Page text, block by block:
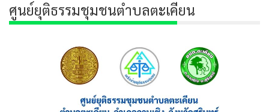
ศูนย์ยุติธรรมชุมชนตำบลตะเคียน